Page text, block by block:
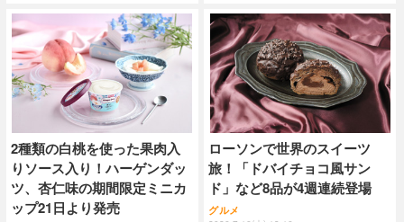
2種類の白桃を使った果肉入
りソース入り！ハーゲンダッ
ツ、杏仁味の期間限定ミニカ
ップ21日より発売
ローソンで世界のスイーツ
旅！「ドバイチョコ風サン
ド」など8品が4週連続登場
グルメ